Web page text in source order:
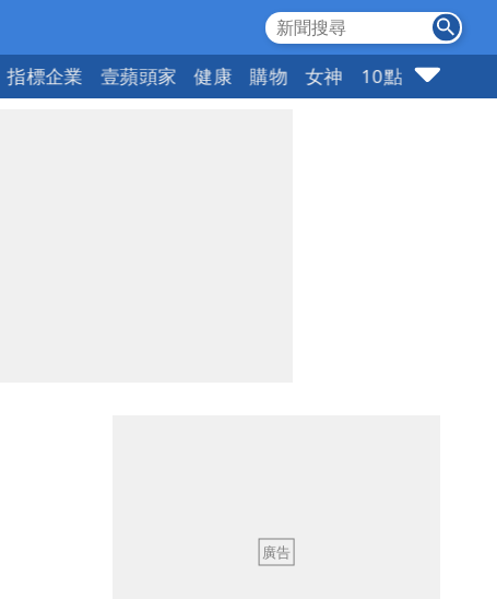
指標企業 壹蘋頭家 健康 購物 女神 10點強打